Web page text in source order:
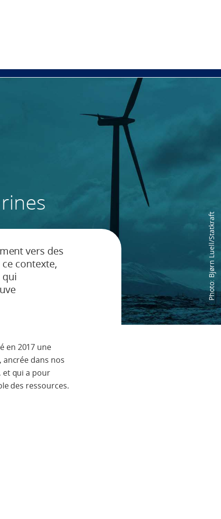
vers des
contexte,
qui
Photo: Bjørn Luell/Statkraft
en 2017 une
dans nos
et qui a pour
des ressources.